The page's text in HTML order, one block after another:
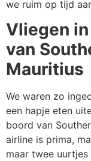
we ruim op tijd
Vliegen
van
Mauritius
We waren zo
een hapje eten
boord van
airline is prima,
maar twee